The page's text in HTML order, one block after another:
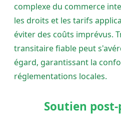
complexe du commerce
les droits et les tarifs
éviter des coûts imprévus.
transitaire fiable peut
égard, garantissant la
réglementations locales.
Soutien